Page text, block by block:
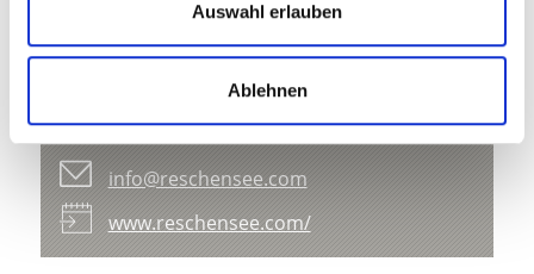
Auswahl erlauben
Ablehnen
St.-Johann-Straße
39020 Taufers i.M.
+39 0473 831 190
info@reschensee.com
www.reschensee.com/